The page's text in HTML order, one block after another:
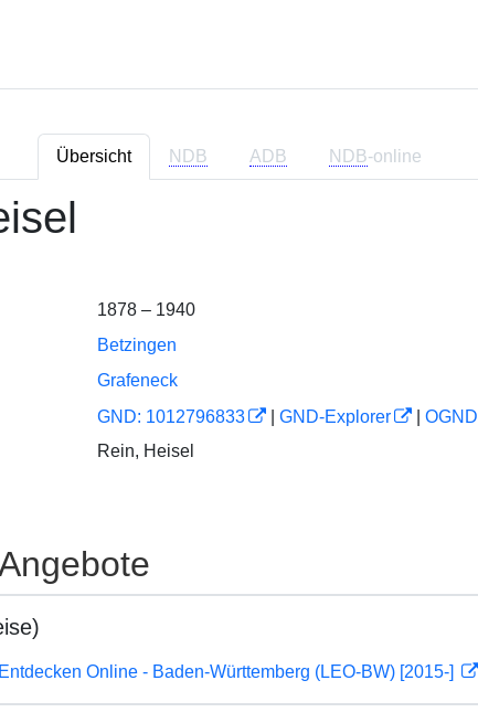
Übersicht NDB ADB NDB-online
1878 – 1940
Betzingen
Grafeneck
GND: 1012796833 GND-Explorer OGND
Rein, Heisel
Online - Baden-Württemberg (LEO-BW) [2015-]